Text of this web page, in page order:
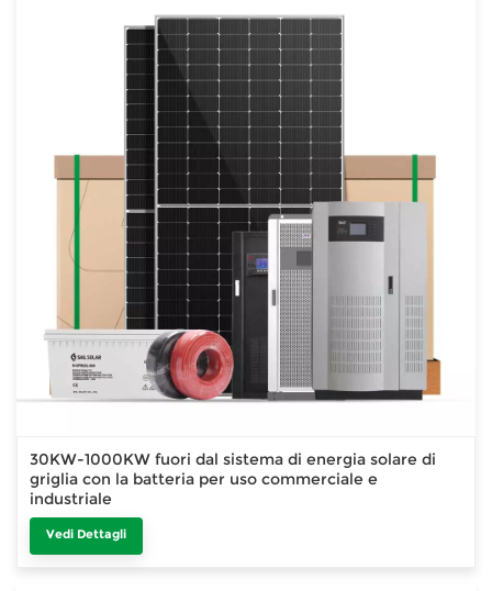
30KW-1000KW fuori dal sistema di energia solare di
griglia con la batteria per uso commerciale e
industriale
Vedi Dettagli